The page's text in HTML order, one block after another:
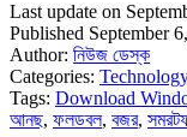
Last update on
Published September
Author: নিউজ ডেস্ক
Categories:
Tags: Download
আনছ, ফলডবল, বজর,